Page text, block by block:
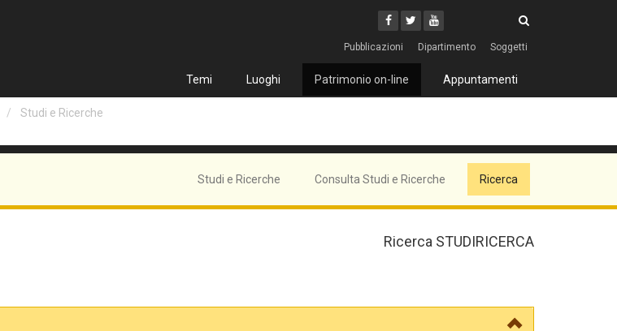
Facebook
Twitter
Youtube
Pubblicazioni Dipartimento Soggetti
Temi Luoghi Patrimonio on-line Appuntamenti
Studi e Ricerche
Studi e Ricerche Consulta Studi e Ricerche Ricerca
Ricerca STUDIRICERCA